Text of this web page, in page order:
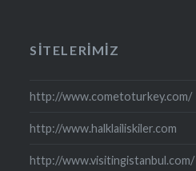
SITELERIMIZ
http://www.cometoturkey.com/
http://www.halklailiskiler.com
http://www.visitingistanbul.com/